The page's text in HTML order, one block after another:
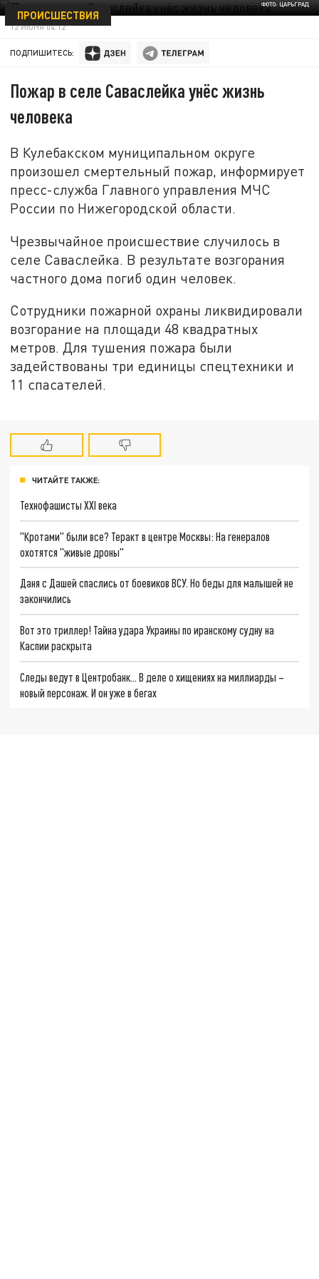
ФОТО: ЦАРЬГРАД
ПРОИСШЕСТВИЯ
12 ИЮНЯ 04:12
ПОДПИШИТЕСЬ:
Пожар в селе Саваслейка унёс жизнь
человека
В Кулебакском муниципальном округе
произошел смертельный пожар, информирует
пресс-служба Главного управления МЧС
России по Нижегородской области.
Чрезвычайное происшествие случилось в
селе Саваслейка. В результате возгорания
частного дома погиб один человек.
Сотрудники пожарной охраны ликвидировали
возгорание на площади 48 квадратных
метров. Для тушения пожара были
задействованы три единицы спецтехники и
11 спасателей.
ЧИТАЙТЕ ТАКЖЕ:
Технофашисты XXI века
"Кротами" были все? Теракт в центре Москвы: На генералов
охотятся "живые дроны"
Даня с Дашей спаслись от боевиков ВСУ. Но беды для малышей не
закончились
Вот это триллер! Тайна удара Украины по иранскому судну на
Каспии раскрыта
Следы ведут в Центробанк… В деле о хищениях на миллиарды –
новый персонаж. И он уже в бегах